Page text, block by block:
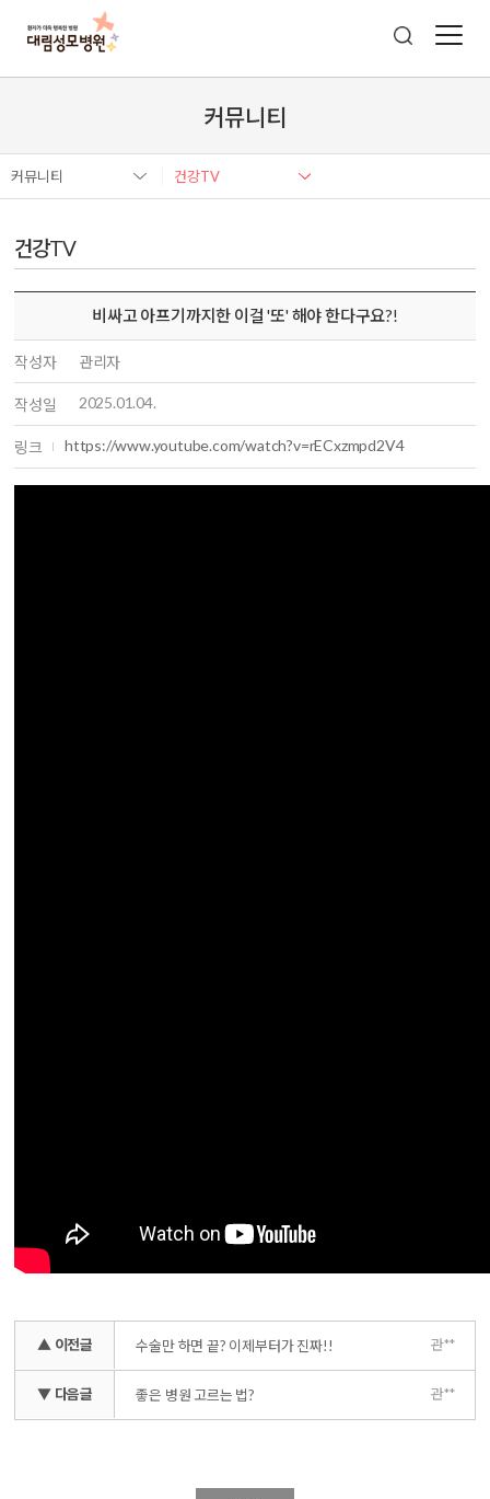
커뮤니티
커뮤니티 건강TV
건강TV
비싸고 아프기까지한 이걸 '또' 해야 한다구요?!
작성자 관리자
작성일 2025.01.04.
링크 https://www.youtube.com/watch?v=rECxzmpd2V4
▲ 이전글 수술만 하면 끝? 이제부터가 진짜!! 관**
▼ 다음글 좋은 병원 고르는 법? 관**